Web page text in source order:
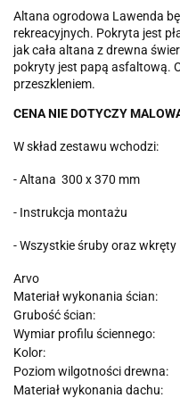
Altana ogrodowa Lawenda
rekreacyjnych. Pokryta jest
jak cała altana z drewna
pokryty jest papą asfaltową.
przeszkleniem.
CENA NIE DOTYCZY
W skład zestawu wchodzi:
- Altana 300 x 370 mm
- Instrukcja montażu
- Wszystkie śruby oraz wkręty
Arvo
Materiał wykonania ścian:
Grubość ścian:
Wymiar profilu ściennego:
Kolor:
Poziom wilgotności drewna:
Materiał wykonania dachu: